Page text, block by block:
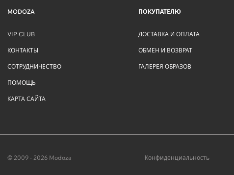
MODOZA
VIP CLUB
КОНТАКТЫ
СОТРУДНИЧЕСТВО
ПОМОЩЬ
КАРТА САЙТА
ПОКУПАТЕЛЮ
ДОСТАВКА И ОПЛАТА
ОБМЕН И ВОЗВРАТ
ГАЛЕРЕЯ ОБРАЗОВ
© 2009 - 2026 Modoza Конфиденциальность